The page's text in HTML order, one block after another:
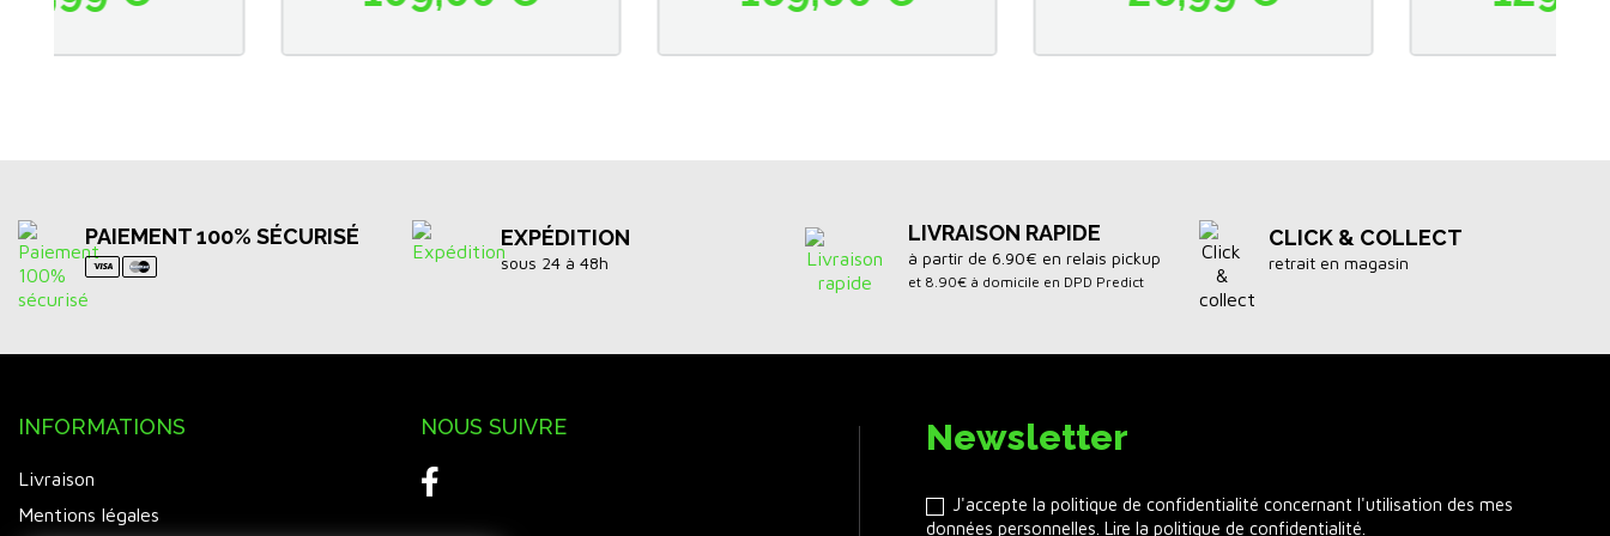
PAIEMENT 100% SÉCURISÉ EXPÉDITION
sous 24 à 48h
LIVRAISON RAPIDE
à partir de 6.90€ en relais pickup
et 8.90€ à domicile en DPD Predict
CLICK & COLLECT
retrait en magasin
INFORMATIONS
Livraison
Mentions légales
NOUS SUIVRE Newsletter
J'accepte la politique de confidentialité concernant l'utilisation des mes
données personnelles. Lire la politique de confidentialité